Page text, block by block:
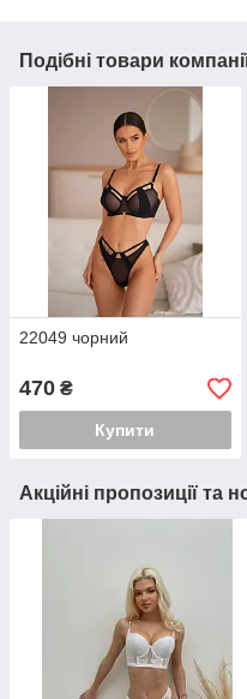
Подібні товари
22049 чорний
470 ₴
Купити
Акційні пропозиції та